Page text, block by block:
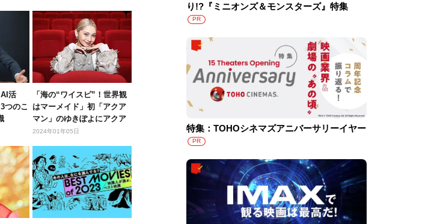
活
つのこ
「海の“ワイスピ”！世界観
はマーメイド」初「アクア
マン」のゆきぽよにアクア
ライド...
2024年01年05日
り!?『ミニオンズ＆モンスターズ』特集
PR
特集：TOHOシネマズアニバーサリーイヤー
PR